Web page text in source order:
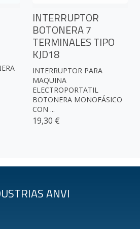
INTERRUPTOR
BOTONERA 7
TERMINALES TIPO
KJD18
INTERRUPTOR PARA
MAQUINA
ELECTROPORTATIL
BOTONERA MONOFÁSICO
CON ...
19,30 €
ANVI